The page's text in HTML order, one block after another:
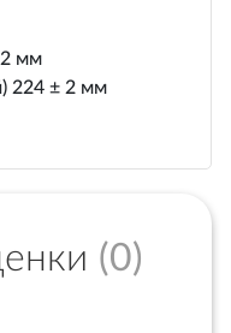
2 мм
224 ± 2 мм
(0)